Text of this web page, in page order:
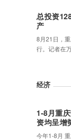
总投资
产
8月21日，
行。记者在
经济
1-8月重
资均呈增
今年1-8月